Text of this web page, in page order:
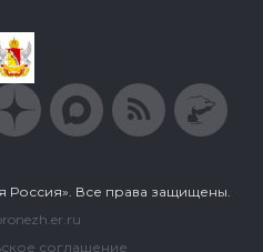
Россия». Все права защищены.
соглашение